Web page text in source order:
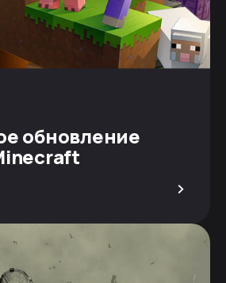
обновление
>